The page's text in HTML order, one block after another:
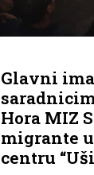
Glavni
Hora MIZ
migrante
centru